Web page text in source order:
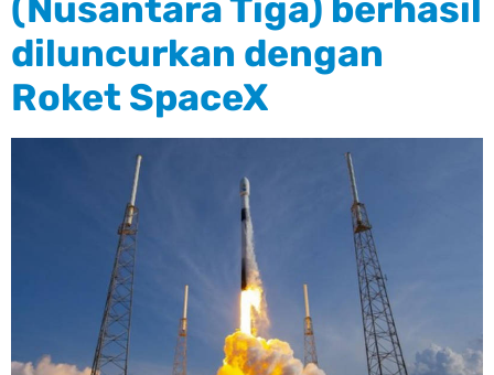
(Nusantara Tiga) berhasil
diluncurkan dengan
Roket SpaceX